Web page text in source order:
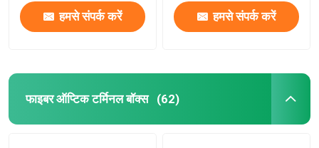
हमसे संपर्क करें हमसे संपर्क करें
फाइबर ऑप्टिक टर्मिनल बॉक्स (62)